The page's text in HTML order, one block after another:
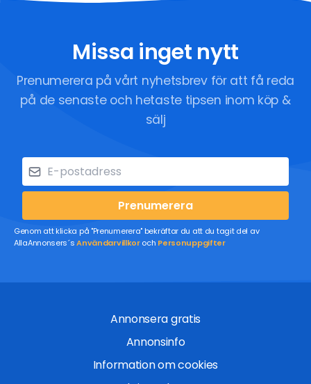
Missa inget nytt
Prenumerera på vårt nyhetsbrev för att få reda
på de senaste och hetaste tipsen inom köp &
sälj
Prenumerera
Genom att klicka på "Prenumerera" bekräftar du att du tagit del av
AllaAnnonsers´sAnvändarvillkoroch Personuppgifter
Annonsera gratis
Annonsinfo
Information om cookies